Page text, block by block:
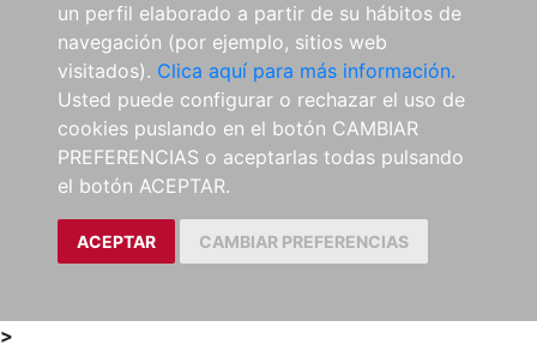
un perfil elaborado a partir de su hábitos de
navegación (por ejemplo, sitios web
visitados). Clica aquí para más información.
Usted puede configurar o rechazar el uso de
cookies puslando en el botón CAMBIAR
PREFERENCIAS o aceptarlas todas pulsando
el botón ACEPTAR.
ACEPTAR CAMBIAR PREFERENCIAS
>